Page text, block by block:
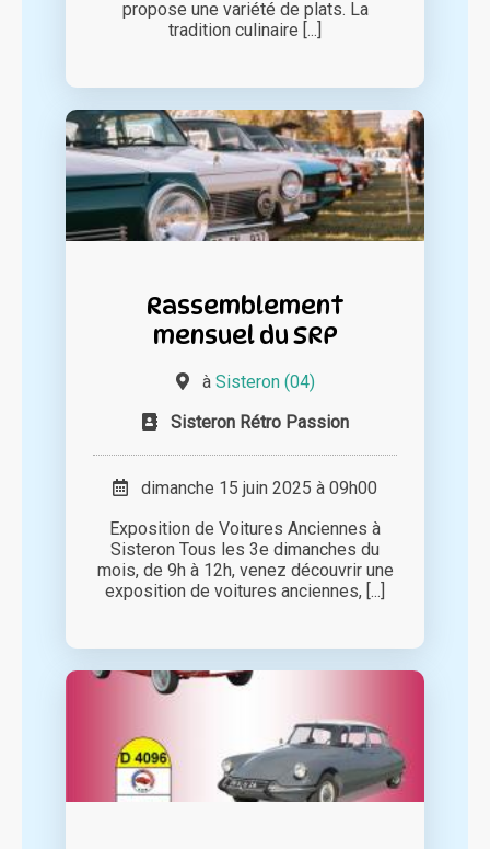
propose une variété de plats. La
tradition culinaire [...]
Rassemblement
mensuel du SRP
à Sisteron (04)
Sisteron Rétro Passion
dimanche 15 juin 2025 à 09h00
Exposition de Voitures Anciennes à
Sisteron Tous les 3e dimanches du
mois, de 9h à 12h, venez découvrir une
exposition de voitures anciennes, [...]